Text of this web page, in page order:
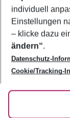
Footer
Über uns
AGB
Bestpreisgarantie
Cookie-
Cookie-
Barrierefreies
HanseMerkur
Folge uns
individuell
Einstellungen
– klicke dazu
ändern“.
Datenschutz-
Cookie/Tracking-